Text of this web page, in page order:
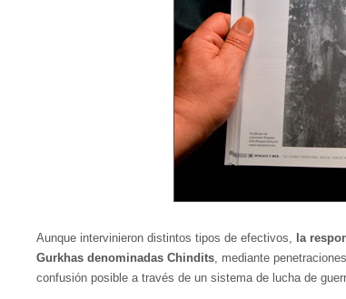
Aunque intervinieron distintos tipos de efectivos,
la
Gurkhas denominadas Chindits , mediante
confusión posible a través de un sistema de lucha de